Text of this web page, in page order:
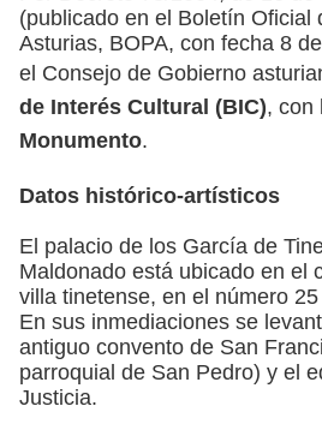
(publicado en el Boletín Oficial
Asturias, BOPA, con fecha 8
el Consejo de Gobierno
de Interés Cultural (BIC), con
Monumento.
Datos histórico-artísticos
El palacio de los García de
Maldonado está ubicado en el
villa tinetense, en el número
En sus inmediaciones se
antiguo convento de San
parroquial de San Pedro) y el
Justicia.